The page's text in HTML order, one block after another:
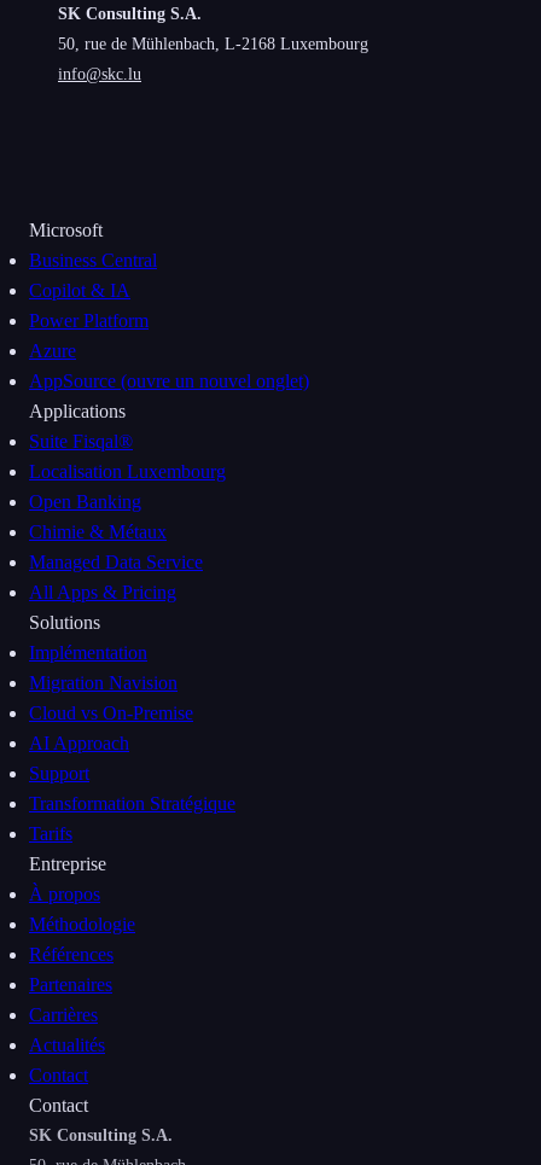
SK Consulting S.A.
50, rue de Mühlenbach, L-2168 Luxembourg
info@skc.lu
Microsoft
Business Central
Copilot & IA
Power Platform
Azure
AppSource (ouvre un nouvel onglet)
Applications
Suite Fisqal®
Localisation Luxembourg
Open Banking
Chimie & Métaux
Managed Data Service
All Apps & Pricing
Solutions
Implémentation
Migration Navision
Cloud vs On-Premise
AI Approach
Support
Transformation Stratégique
Tarifs
Entreprise
À propos
Méthodologie
Références
Partenaires
Carrières
Actualités
Contact
Contact
SK Consulting S.A.